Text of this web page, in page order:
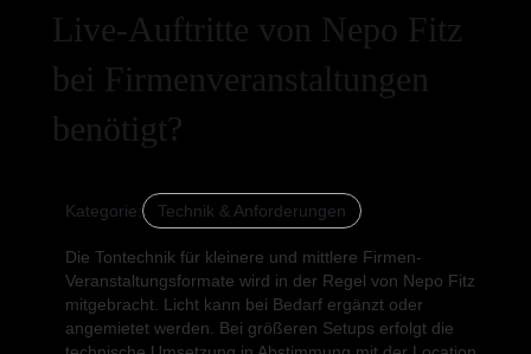
Live-Auftritte von Nepo Fitz
bei Firmenveranstaltungen
benötigt?
Kategorie: Technik & Anforderungen
Die Tontechnik für kleinere und mittlere Firmen-
Veranstaltungsformate wird in der Regel von Nepo Fitz
mitgebracht. Licht kann bei Bedarf ergänzt oder
angemietet werden. Bei größeren Setups erfolgt die